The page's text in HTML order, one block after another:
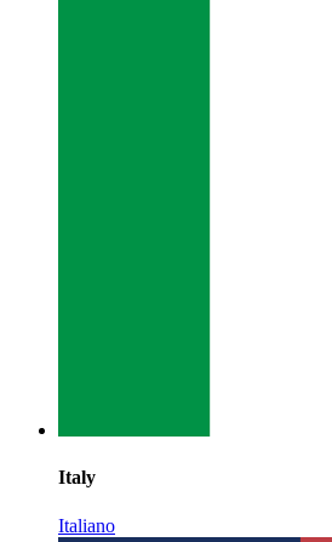
Italy
Italiano